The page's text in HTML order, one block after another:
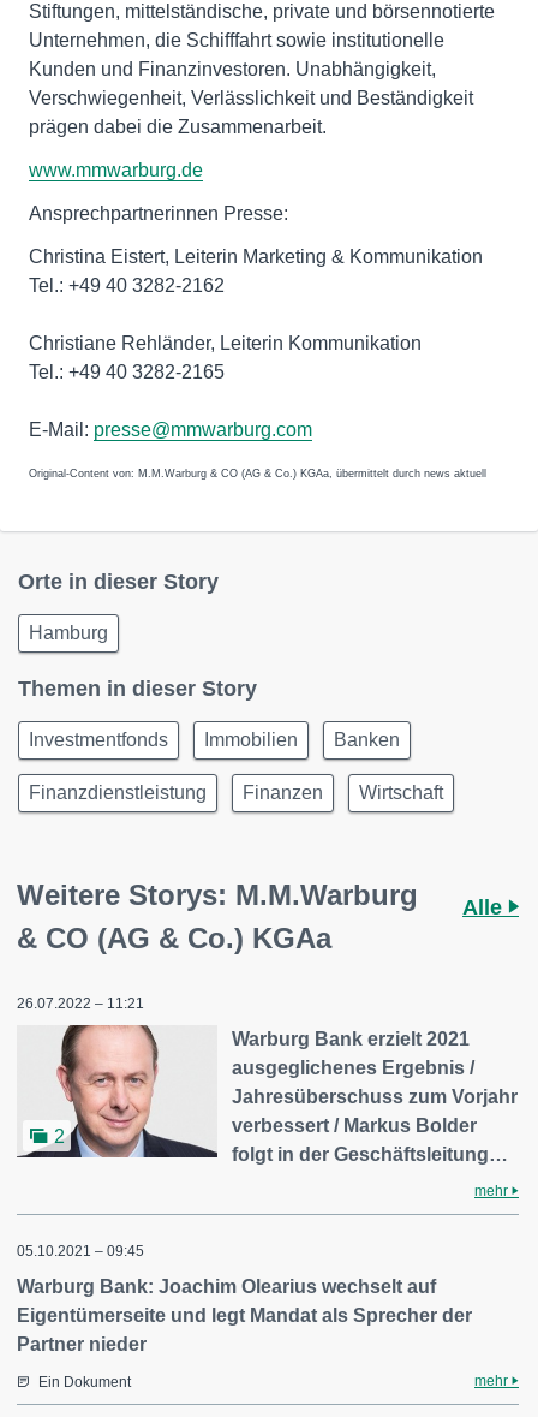
Stiftungen, mittelständische, private und börsennotierte
Unternehmen, die Schifffahrt sowie institutionelle
Kunden und Finanzinvestoren. Unabhängigkeit,
Verschwiegenheit, Verlässlichkeit und Beständigkeit
prägen dabei die Zusammenarbeit.
www.mmwarburg.de
Ansprechpartnerinnen Presse:
Christina Eistert, Leiterin Marketing & Kommunikation
Tel.: +49 40 3282-2162
Christiane Rehländer, Leiterin Kommunikation
Tel.: +49 40 3282-2165
E-Mail: presse@mmwarburg.com
Original-Content von: M.M.Warburg & CO (AG & Co.) KGAa, übermittelt durch news aktuell
Orte in dieser Story
Hamburg
Themen in dieser Story
Investmentfonds Immobilien Banken
Finanzdienstleistung Finanzen Wirtschaft
Weitere Storys: M.M.Warburg
& CO (AG & Co.) KGAa
Alle
26.07.2022 – 11:21
2
Warburg Bank erzielt 2021
ausgeglichenes Ergebnis /
Jahresüberschuss zum Vorjahr
verbessert / Markus Bolder
folgt in der Geschäftsleitung…
mehr
05.10.2021 – 09:45
Warburg Bank: Joachim Olearius wechselt auf
Eigentümerseite und legt Mandat als Sprecher der
Partner nieder
Ein Dokument mehr